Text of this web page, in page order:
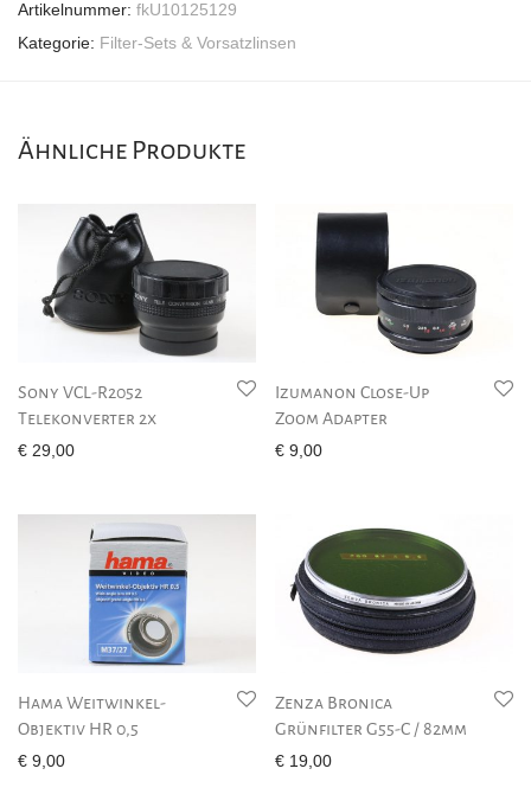
Artikelnummer: fkU10125129
Kategorie: Filter-Sets & Vorsatzlinsen
Ähnliche Produkte
Sony VCL-R2052
Telekonverter 2x
€ 29,00
Izumanon Close-Up
Zoom Adapter
€ 9,00
Hama Weitwinkel-
Objektiv HR 0,5
€ 9,00
Zenza Bronica
Grünfilter G55-C / 82mm
€ 19,00